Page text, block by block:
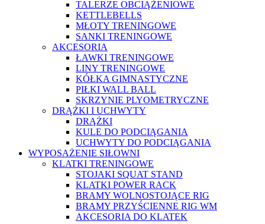
TALERZE OBCIĄŻENIOWE
KETTLEBELLS
MŁOTY TRENINGOWE
SANKI TRENINGOWE
AKCESORIA
ŁAWKI TRENINGOWE
LINY TRENINGOWE
KÓŁKA GIMNASTYCZNE
PIŁKI WALL BALL
SKRZYNIE PLYOMETRYCZNE
DRĄŻKI I UCHWYTY
DRĄŻKI
KULE DO PODCIĄGANIA
UCHWYTY DO PODCIĄGANIA
WYPOSAŻENIE SIŁOWNI
KLATKI TRENINGOWE
STOJAKI SQUAT STAND
KLATKI POWER RACK
BRAMY WOLNOSTOJĄCE RIG
BRAMY PRZYŚCIENNE RIG WM
AKCESORIA DO KLATEK